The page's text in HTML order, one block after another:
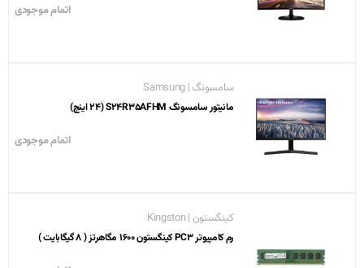
اتمام موجودی
سامسونگ | Samsung
مانیتور سامسونگ S24R35AFHM (24 اینچ)
اتمام موجودی
کینگستون | Kingston
رم کامپیوتر PC3 کینگستون 1600 مگاهرتز ( 8 گیگابایت )